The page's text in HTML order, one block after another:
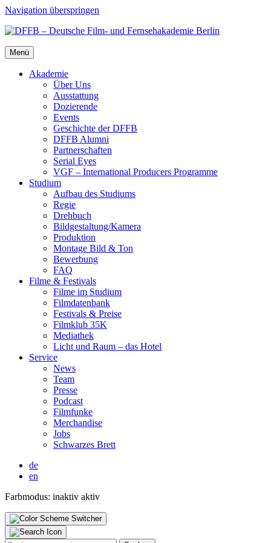
Navigation überspringen
Menü
Aka­de­mie
Über Uns
Aus­stat­tung
Dozie­ren­de
Events
Geschich­te der DFFB
DFFB Alum­ni
Part­ner­schaf­ten
Seri­al Eyes
VGF – Inter­na­tio­nal Pro­du­cers Pro­gram­me
Stu­di­um
Auf­bau des Stu­di­ums
Regie
Dreh­buch
Bildgestaltung/​​Kamera
Pro­duk­ti­on
Mon­ta­ge Bild & Ton
Bewer­bung
FAQ
Fil­me & Fes­ti­vals
Fil­me im Stu­di­um
Film­da­ten­bank
Fes­ti­vals & Prei­se
Film­klub 35K
Media­thek
Licht und Raum – das Hotel
Ser­vice
News
Team
Pres­se
Pod­cast
Film­fun­ke
Mer­chan­di­se
Jobs
Schwar­zes Brett
de
en
Farbmodus: inaktiv aktiv